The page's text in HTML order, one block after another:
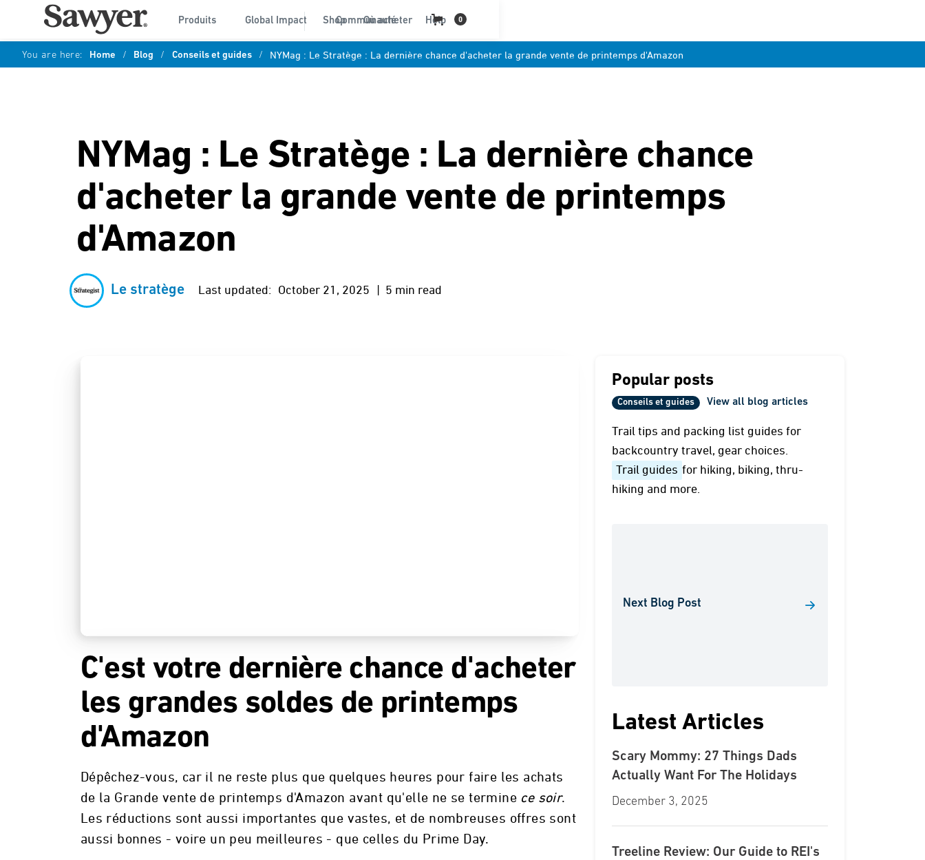
Produits Global Impact Communauté Help
Shop Où acheter 0
You are here: Home / Blog / Conseils et guides / NYMag : Le Stratège : La dernière chance d'acheter la grande vente de printemps d'Amazon
NYMag : Le Stratège : La dernière chance
d'acheter la grande vente de printemps
d'Amazon
Le stratège Last updated: October 21, 2025 | 5 min read
C'est votre dernière chance d'acheter
les grandes soldes de printemps
d'Amazon
Dépêchez-vous, car il ne reste plus que quelques heures pour faire les achats
de la Grande vente de printemps d'Amazon avant qu'elle ne se termine ce soir.
Les réductions sont aussi importantes que vastes, et de nombreuses offres sont
aussi bonnes - voire un peu meilleures - que celles du Prime Day.
Popular posts
Conseils et guides View all blog articles
Trail tips and packing list guides for
backcountry travel, gear choices.
Trail guides for hiking, biking, thru-
hiking and more.
Next Blog Post
Latest Articles
Scary Mommy: 27 Things Dads
Actually Want For The Holidays
December 3, 2025
Treeline Review: Our Guide to REI's